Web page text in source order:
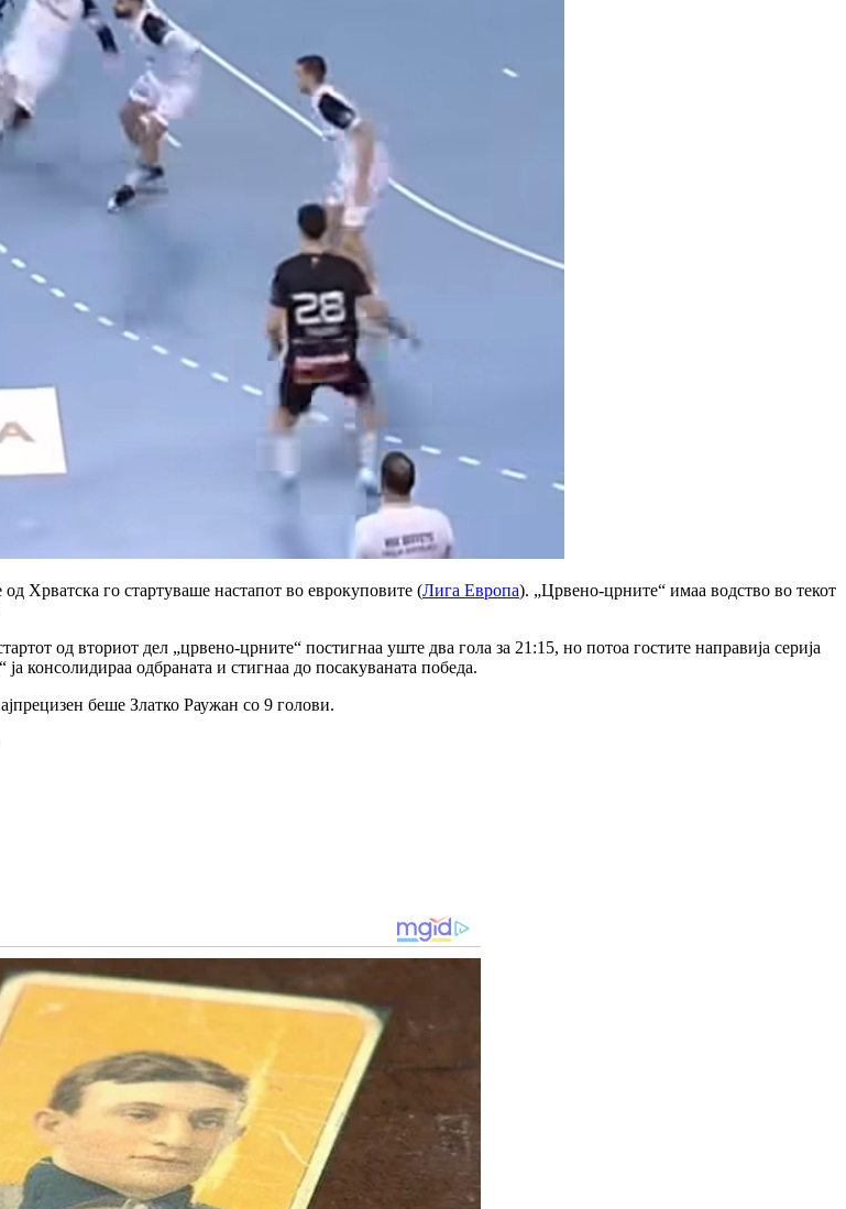
Хрватска го стартуваше настапот во еврокуповите (Лига Европа). „Црвено-црните“ имаа водство во текот
од вториот дел „црвено-црните“ постигнаа уште два гола за 21:15, но потоа гостите направија серија
консолидираа одбраната и стигнаа до посакуваната победа.
беше Златко Раужан со 9 голови.